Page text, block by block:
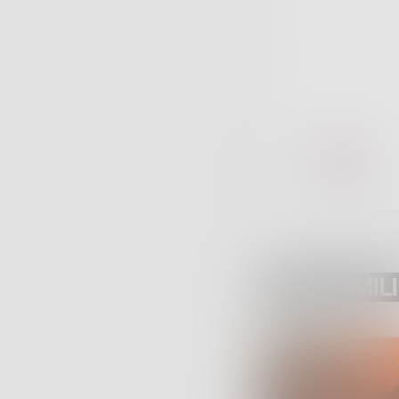
POST SIMILI